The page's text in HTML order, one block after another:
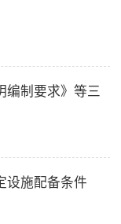
编制要求》等三
设施配备条件